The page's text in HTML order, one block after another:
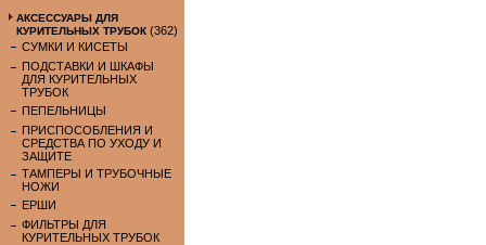
АКСЕССУАРЫ ДЛЯ
КУРИТЕЛЬНЫХ ТРУБОК (362)
СУМКИ И КИСЕТЫ
ПОДСТАВКИ И ШКАФЫ
ДЛЯ КУРИТЕЛЬНЫХ
ТРУБОК
ПЕПЕЛЬНИЦЫ
ПРИСПОСОБЛЕНИЯ И
СРЕДСТВА ПО УХОДУ И
ЗАЩИТЕ
ТАМПЕРЫ И ТРУБОЧНЫЕ
НОЖИ
ЕРШИ
ФИЛЬТРЫ ДЛЯ
КУРИТЕЛЬНЫХ ТРУБОК